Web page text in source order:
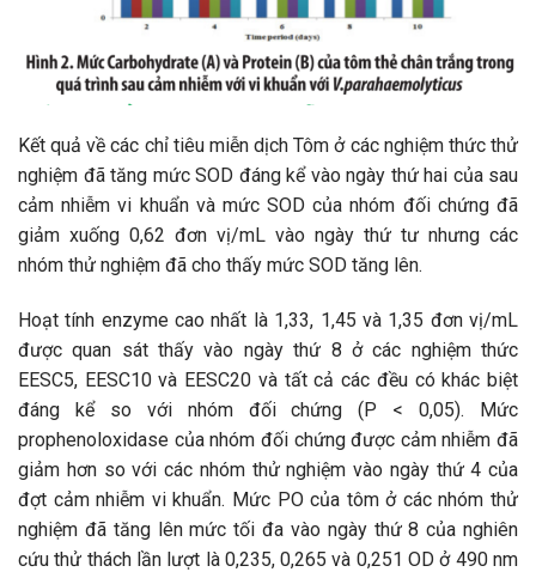
Kết quả về các chỉ tiêu miễn dịch Tôm ở các nghiệm thức thử
nghiệm đã tăng mức SOD đáng kể vào ngày thứ hai của sau
cảm nhiễm vi khuẩn và mức SOD của nhóm đối chứng đã
giảm xuống 0,62 đơn vị/mL vào ngày thứ tư nhưng các
nhóm thử nghiệm đã cho thấy mức SOD tăng lên.
Hoạt tính enzyme cao nhất là 1,33, 1,45 và 1,35 đơn vị/mL
được quan sát thấy vào ngày thứ 8 ở các nghiệm thức
EESC5, EESC10 và EESC20 và tất cả các đều có khác biệt
đáng kể so với nhóm đối chứng (P < 0,05). Mức
prophenoloxidase của nhóm đối chứng được cảm nhiễm đã
giảm hơn so với các nhóm thử nghiệm vào ngày thứ 4 của
đợt cảm nhiễm vi khuẩn. Mức PO của tôm ở các nhóm thử
nghiệm đã tăng lên mức tối đa vào ngày thứ 8 của nghiên
cứu thử thách lần lượt là 0,235, 0,265 và 0,251 OD ở 490 nm